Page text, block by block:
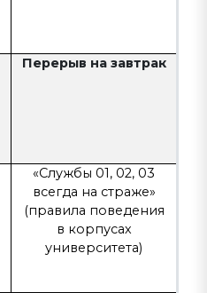
Перерыв на завтрак
«Службы 01, 02, 03
всегда на страже»
(правила поведения
в корпусах
университета)